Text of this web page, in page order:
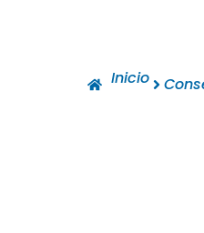
Inicio